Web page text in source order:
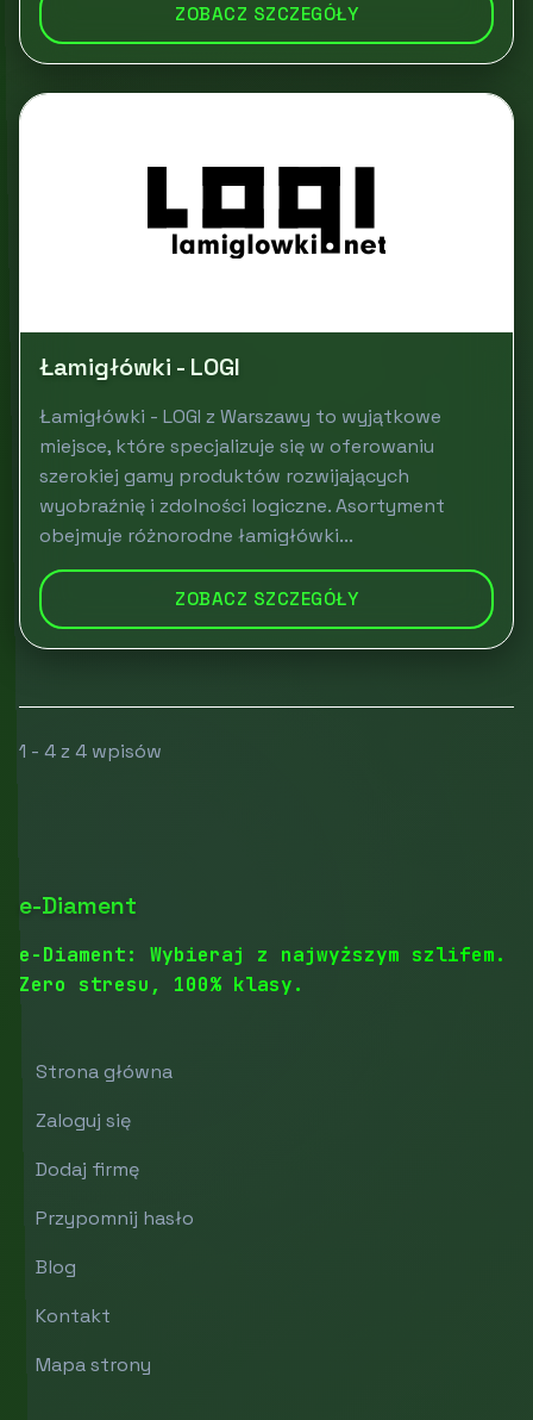
ZOBACZ SZCZEGÓŁY
Łamigłówki - LOGI
Łamigłówki - LOGI z Warszawy to wyjątkowe
miejsce, które specjalizuje się w oferowaniu
szerokiej gamy produktów rozwijających
wyobraźnię i zdolności logiczne. Asortyment
obejmuje różnorodne łamigłówki...
ZOBACZ SZCZEGÓŁY
1 - 4 z 4 wpisów
e-Diament
e-Diament: Wybieraj z najwyższym szlifem.
Zero stresu, 100% klasy.
Strona główna
Zaloguj się
Dodaj firmę
Przypomnij hasło
Blog
Kontakt
Mapa strony